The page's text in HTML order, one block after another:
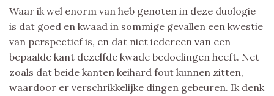
Waar ik wel enorm van heb genoten in deze duologie
is dat goed en kwaad in sommige gevallen een kwestie
van perspectief is, en dat niet iedereen van een
bepaalde kant dezelfde kwade bedoelingen heeft. Net
zoals dat beide kanten keihard fout kunnen zitten,
waardoor er verschrikkelijke dingen gebeuren. Ik denk